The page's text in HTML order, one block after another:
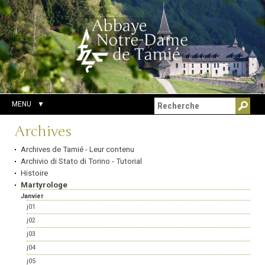
Aller
au
contenu.
|
Aller
à
la
navigation
Outils
personnels
Chercher par
Recherche
avancée…
MENU
Navigation
Archives
Archives de Tamié - Leur contenu
Archivio di Stato di Torino - Tutorial
Histoire
Martyrologe
Janvier
j01
j02
j03
j04
j05